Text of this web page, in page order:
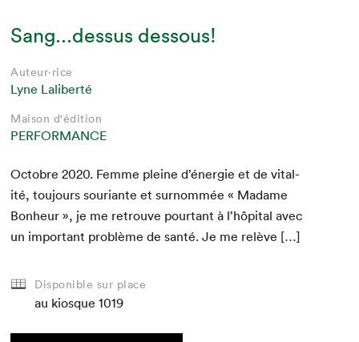
Sang...dessus dessous!
Auteur·rice
Lyne Laliberté
Maison d'édition
PERFORMANCE
Octo­bre2020. Femme pleine d’énergie et de vital­
ité, tou­jours souri­ante et surnom­mée « Madame
Bon­heur », je me retrou­ve pour­tant à l’hôpital avec
un impor­tant prob­lème de san­té. Je me relève […]
Disponible sur place
au kiosque 1019